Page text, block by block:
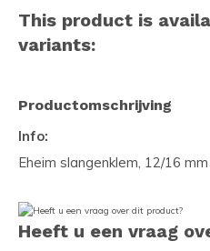
This product is
variants:
Productomschrijving
Info:
Eheim slangenklem, 12/16 mm
Heeft u een vraag